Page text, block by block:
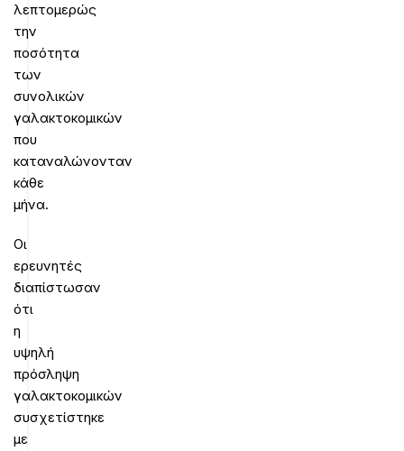
λεπτομερώς
την
ποσότητα
των
συνολικών
γαλακτοκομικών
που
καταναλώνονταν
κάθε
μήνα.
Οι
ερευνητές
διαπίστωσαν
ότι
η
υψηλή
πρόσληψη
γαλακτοκομικών
συσχετίστηκε
με